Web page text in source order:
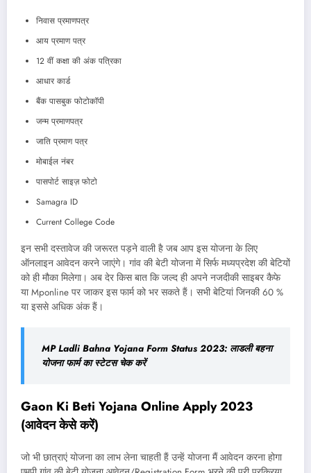
निवास प्रमाणपत्र
आय प्रमाण पत्र
12 वीं कक्षा की अंक पत्रिका
आधार कार्ड
बैंक पासबुक फोटोकॉपी
जन्म प्रमाणपत्र
जाति प्रमाण पत्र
मोबाईल नंबर
पासपोर्ट साइज़ फोटो
Samagra ID
Current College Code
इन सभी दस्तावेज की जरूरत पड़ने वाली है जब आप इस योजना के लिए
ऑनलाइन आवेदन करने जाएंगे। गांव की बेटी योजना में सिर्फ मध्यप्रदेश की बेटियों
को ही मौका मिलेगा। अब देर किस बात कि जल्द ही अपने नजदीकी साइबर कैफे
या Mponline पर जाकर इस फार्म को भर सकते हैं। सभी बेटियां जिनकी 60 %
या इससे अधिक अंक हैं।
MP Ladli Bahna Yojana Form Status 2023: लाडली बहना
योजना फार्म का स्टेटस चेक करें
Gaon Ki Beti Yojana Online Apply 2023
(आवेदन केसे करें)
जो भी छात्राएं योजना का लाभ लेना चाहती हैं उन्हें योजना मैं आवेदन करना होगा